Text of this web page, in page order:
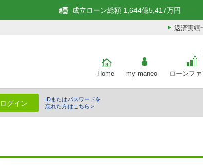
成立ローン総額 1,644億5,417万円
返済実績
Home my maneo ローンフ
ログイン
IDまたはパスワードを
忘れた方はこちら＞